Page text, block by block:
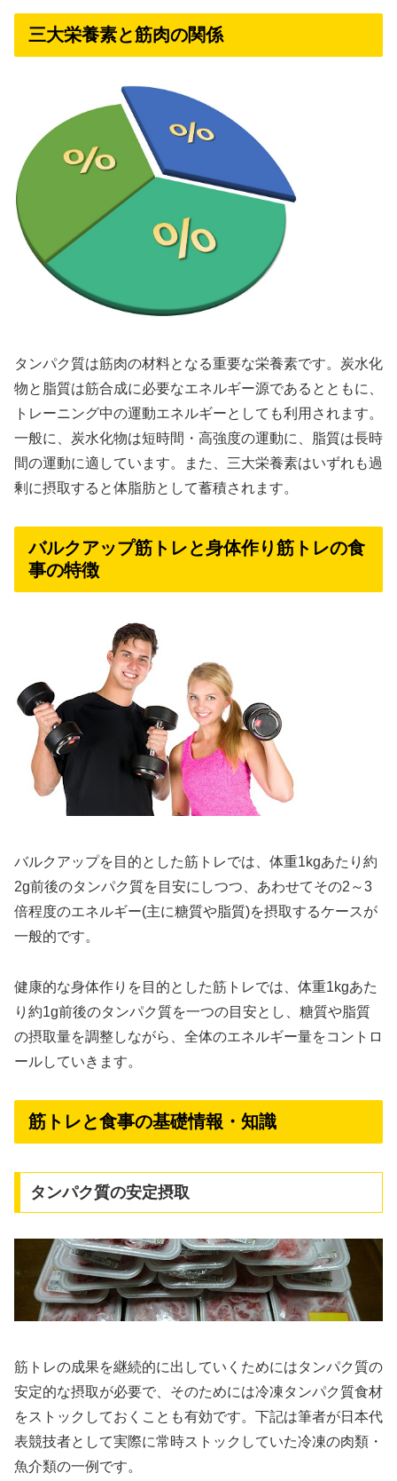
三大栄養素と筋肉の関係
タンパク質は筋肉の材料となる重要な栄養素です。炭水化
物と脂質は筋合成に必要なエネルギー源であるとともに、
トレーニング中の運動エネルギーとしても利用されます。
一般に、炭水化物は短時間・高強度の運動に、脂質は長時
間の運動に適しています。また、三大栄養素はいずれも過
剰に摂取すると体脂肪として蓄積されます。
バルクアップ筋トレと身体作り筋トレの食
事の特徴
バルクアップを目的とした筋トレでは、体重1kgあたり約
2g前後のタンパク質を目安にしつつ、あわせてその2～3
倍程度のエネルギー(主に糖質や脂質)を摂取するケースが
一般的です。
健康的な身体作りを目的とした筋トレでは、体重1kgあた
り約1g前後のタンパク質を一つの目安とし、糖質や脂質
の摂取量を調整しながら、全体のエネルギー量をコントロ
ールしていきます。
筋トレと食事の基礎情報・知識
タンパク質の安定摂取
筋トレの成果を継続的に出していくためにはタンパク質の
安定的な摂取が必要で、そのためには冷凍タンパク質食材
をストックしておくことも有効です。下記は筆者が日本代
表競技者として実際に常時ストックしていた冷凍の肉類・
魚介類の一例です。